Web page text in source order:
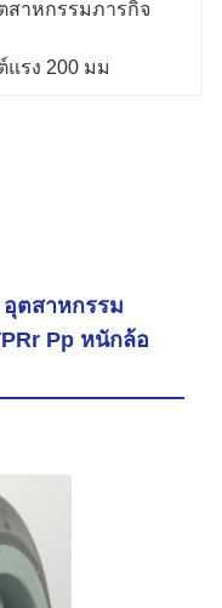
สาหกรรมภารกิจ
แรง 200 มม
ตสาหกรรม
Pp หนักล้อ